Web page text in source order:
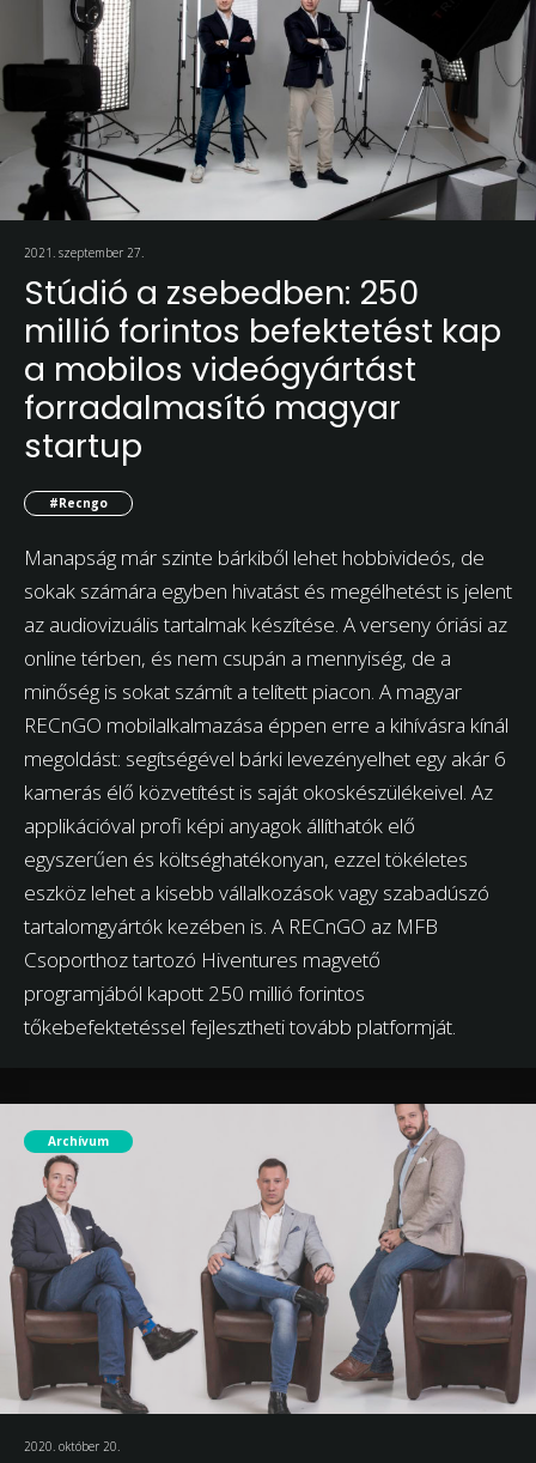
2021. szeptember 27.
Stúdió a zsebedben: 250
millió forintos befektetést kap
a mobilos videógyártást
forradalmasító magyar
startup
#Recngo
Manapság már szinte bárkiből lehet hobbivideós, de
sokak számára egyben hivatást és megélhetést is jelent
az audiovizuális tartalmak készítése. A verseny óriási az
online térben, és nem csupán a mennyiség, de a
minőség is sokat számít a telített piacon. A magyar
RECnGO mobilalkalmazása éppen erre a kihívásra kínál
megoldást: segítségével bárki levezényelhet egy akár 6
kamerás élő közvetítést is saját okoskészülékeivel. Az
applikációval profi képi anyagok állíthatók elő
egyszerűen és költséghatékonyan, ezzel tökéletes
eszköz lehet a kisebb vállalkozások vagy szabadúszó
tartalomgyártók kezében is. A RECnGO az MFB
Csoporthoz tartozó Hiventures magvető
programjából kapott 250 millió forintos
tőkebefektetéssel fejlesztheti tovább platformját.
Archívum
2020. október 20.